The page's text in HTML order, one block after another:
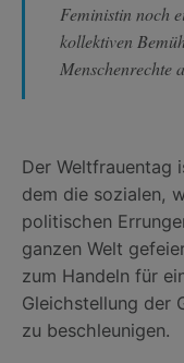
Feministin noch
kollektiven
Menschenrechte
Der Weltfrauentag
dem die sozialen,
politischen
ganzen Welt
zum Handeln für
Gleichstellung der
zu beschleunigen.